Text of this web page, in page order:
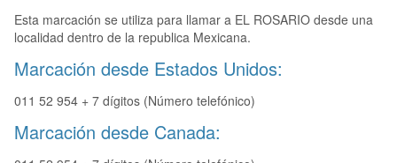
Esta marcación se utiliza para llamar a EL ROSARIO desde una
localidad dentro de la republica Mexicana.
Marcación desde Estados Unidos:
011 52 954 + 7 dígitos (Número telefónico)
Marcación desde Canada: